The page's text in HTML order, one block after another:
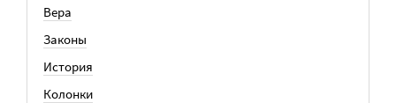
Вера
Законы
История
Колонки